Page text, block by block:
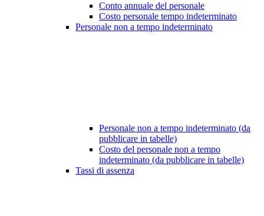
Conto annuale del personale
Costo personale tempo indeterminato
Personale non a tempo indeterminato
Personale non a tempo indeterminato (da
pubblicare in tabelle)
Costo del personale non a tempo
indeterminato (da pubblicare in tabelle)
Tassi di assenza